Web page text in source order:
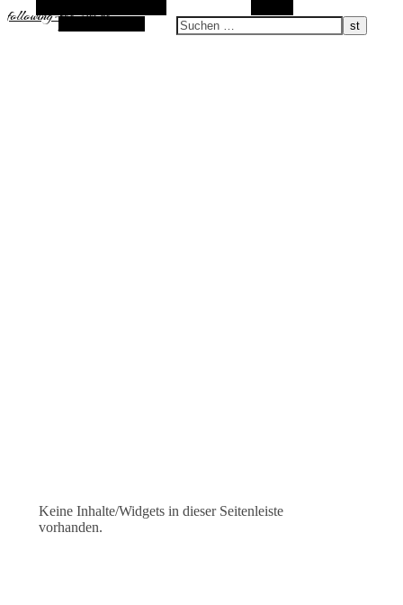
following-the-sun.de
Zufallsauswahl
Keine Inhalte/Widgets in dieser Seitenleiste
vorhanden.